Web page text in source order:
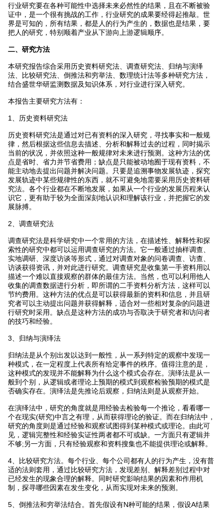
行业研究要在各种可能性中选择未来必然性的结果，且在不断被验
证中，是一个很有挑战的工作，行业研究的成果要经得起推敲。世
界是可知的，所有结果，都是人的行为产生的，数据也是结果，要
把人的研究，特别顺着产业从下游向上游逻辑顺序。
二、研究方法
本研究报告综合采用历史资料研究法、调查研究法、归纳与演绎
法、比较研究法、倒推法和穷举法、数理统计法等多种研究方法，
结合盛世华研监测数据及知识体系，对行业进行深入研究。
本报告主要研究方法有：
1、历史资料研究法
历史资料研究法是通过对已有资料的深入研究，寻找事实和一般规
律，然后根据这些信息去描述、分析和解释过去的过程，同时揭示
当前的状况，并依照这种一般规律对未来进行预测。这种方法的优
点是省时、省力并节省费用；缺点是只能被动地囿于现有资料，不
能主动地去提出问题并解决问题。只要是追溯事物发展轨迹，探究
发展轨迹中某些规律性的东西，就不可避免地需要采用历史资料研
究法。各个行业都在不断地发展，如果从一个行业的发展历程来认
识它，更有助于较为全面深刻地认识和理解该行业，并把握它的发
展脉搏。
2、调查研究法
调查研究法是科学研究中一个常用的方法，在描述性、解释性和探
索性的研究中都可以运用调查研究的方法。它一般通过抽样调查、
实地调研、深度访谈等形式，通过对调查对象的问卷调查、访查、
访谈获得资讯，并对此进行研究。调查研究是收集第一手资料用以
描述一个难以直接观察的群体的最佳方法。当然，也可以利用他人
收集的调查数据进行分析，即所谓的二手资料分析方法，这样可以
节约费用。这种方法的优点是可以获得最新的资料和信息，并且研
究者可以主动提出问题并获得解释，适合对一些相对复杂的问题进
行研究时采用。缺点是这种方法的成功与否取决于研究者和访问者
的技巧和经验。
3、归纳与演绎法
归纳法是从个别出发以达到一般性，从一系列特定的观察中发现一
种模式，在一定程度上代表所有给定事件的秩序。值得注意的是，
这种模式的发现并不能解释为什么这个模式会存在。演绎法是从一
般到个别，从逻辑或者理论上预期的模式到观察检验预期的模式是
否确实存在。演绎法是先推论后观察，归纳法则是从观察开始。
在演绎法中，研究的角度就是用经验去检验每一个推论，看看哪一
个在现实(研究)中言之有理，从而获得理论的验证。而在归纳法中，
研究的角度则是通过经验和观察试图得到某种模式或理论。由此可
见，逻辑完整性和经验实证性两者都不可或缺。一方面只有逻辑并
不够;另一方面，只有经验观察和资料搜集也不能提供理论或解释。
4、比较研究方法。每个行业、每个公司都有人的行为产生，没有普
适的法则套用，通过比较研究方法，发现差别、解释差别过程中对
已经发生的现象合理的解释。同时研究影响结果的因素和作用机
制，探寻哪些因素在发生变化，从而实现对未来的预测。
5、倒推法和穷举法结合。首先假设有N种可能的结果，假设A结果